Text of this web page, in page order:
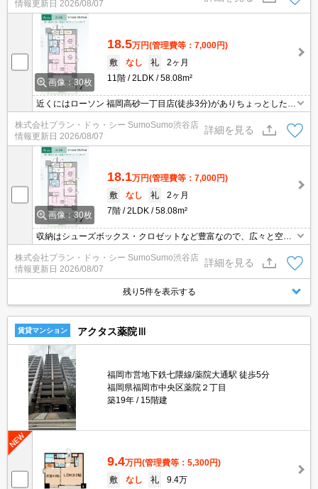
情報更新日 2026/08/07
画像：30枚
18.5万円(管理費等：7,000円)
敷
なし 礼
2ヶ月
11階
2LDK 58.08m²
近くにはローソン 福岡高砂一丁目店(徒歩3分)がありちょっとした買
い物に便利です。収納はシューズボックス・クロゼットなど豊富な
ので、広々と空間を利用することも可能です。初期費用をカードで
お支払いいただけるので、カードで決済したい方にもおすすめで
す。
株式会社プラン・ドゥ・シー SumoSumo渋谷店
情報更新日 2026/08/07
詳細を見る
画像：30枚
18.1万円(管理費等：7,000円)
敷
なし 礼
2ヶ月
7階
2LDK 58.08m²
収納はシューズボックス・クロゼットなど豊富なので、広々と空間
を利用することも可能です。セキュリティ面は、オートロック・TV
インターホンなどを備え付けているので安心して暮らせます。室内
設備は洗面化粧台・浴室乾燥機などが揃っており、とても充実して
います。全居室フローリングなので、お部屋の雰囲気をアレンジし
株式会社プラン・ドゥ・シー SumoSumo渋谷店
情報更新日 2026/08/07
詳細を見る
残り5件を表示する
賃貸マンション アクタス薬院Ⅲ
福岡市営地下鉄七隈線/薬院大通駅 徒歩5分
福岡県福岡市中央区薬院２丁目
築19年
15階建
9.4万円(管理費等：5,300円)
敷
なし 礼
9.4万